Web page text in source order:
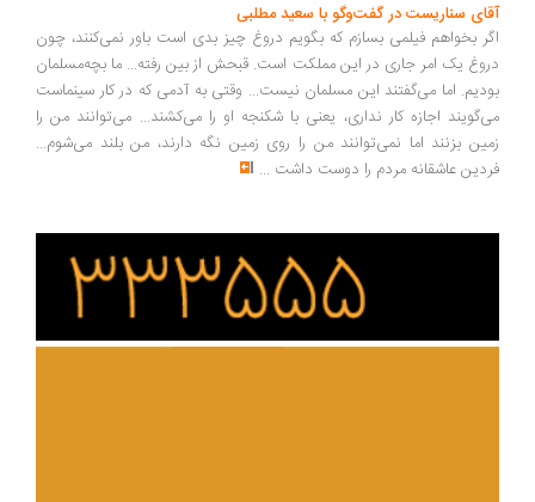
سناریست در گفت‌وگو با سعید مطلبی
بخواهم فیلمی بسازم که بگویم دروغ چیز بدی است باور نمی‌کنند، چون
یک امر جاری در این مملکت است. قبحش از بین رفته... ما بچه‌مسلمان
اما می‌گفتند این مسلمان نیست... وقتی به آدمی که در کار سینماست
اجازه کار نداری، یعنی با شکنجه او را می‌کشند... می‌توانند من را
بزنند اما نمی‌توانند من را روی زمین نگه دارند، من بلند می‌شوم...
عاشقانه مردم را دوست داشت ...